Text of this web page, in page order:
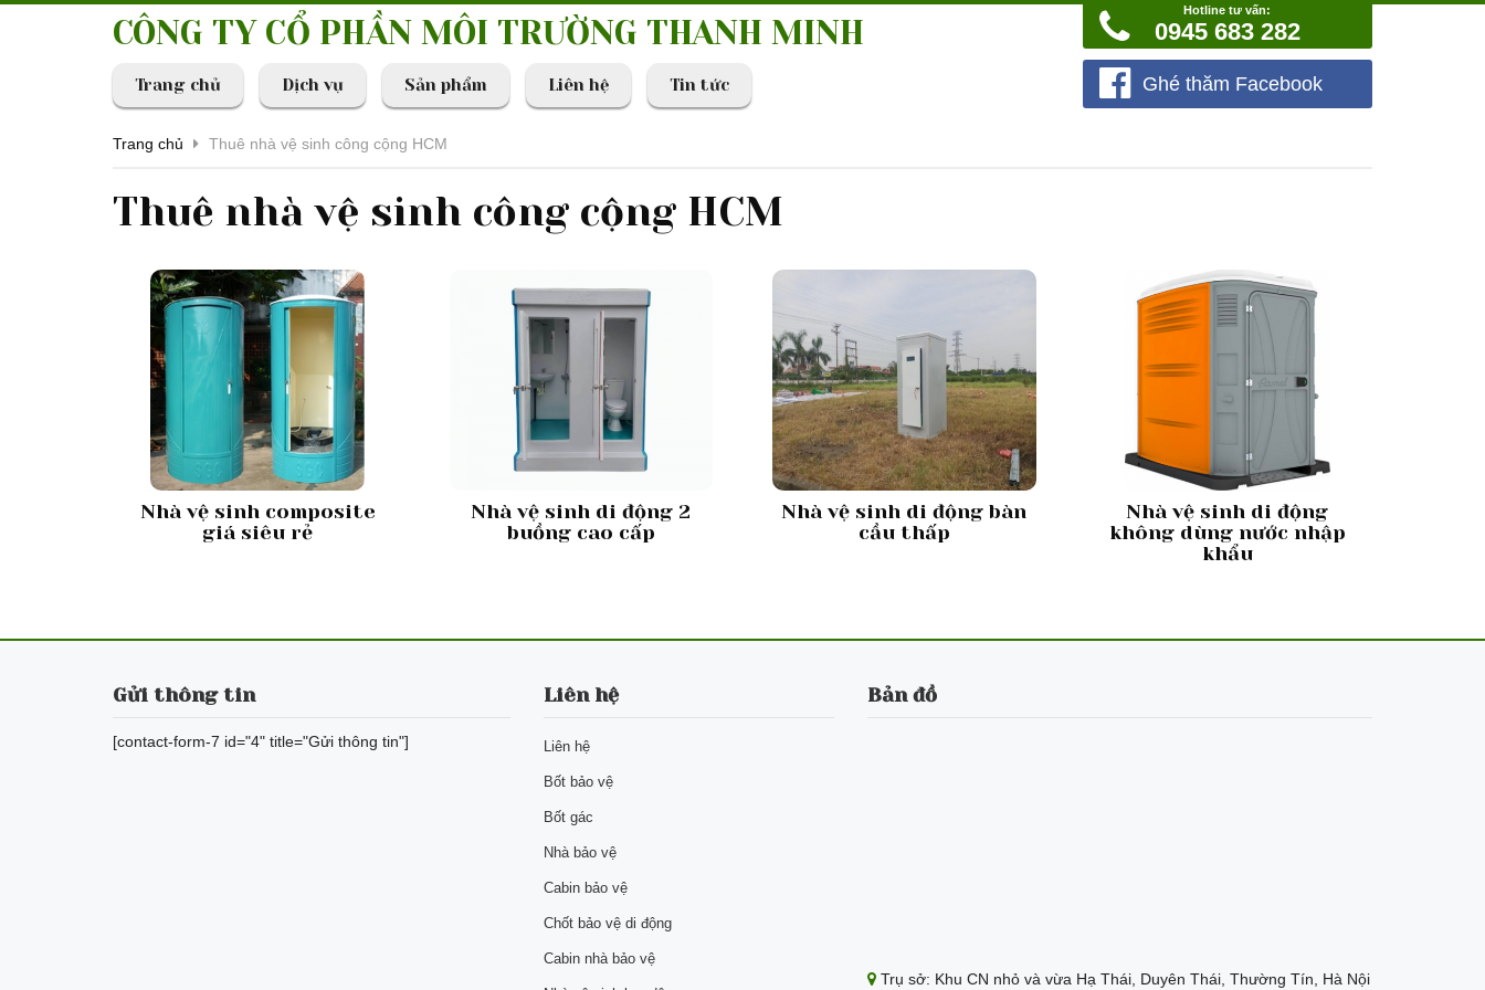
CÔNG TY CỔ PHẦN MÔI TRƯỜNG THANH MINH
Trang chủ Dịch vụ Sản phẩm Liên hệ Tin tức
Hotline tư vấn:
0945 683 282
Ghé thăm Facebook
Trang chủ Thuê nhà vệ sinh công cộng HCM
Thuê nhà vệ sinh công cộng HCM
Nhà vệ sinh composite
giá siêu rẻ
Nhà vệ sinh di động 2
buồng cao cấp
Nhà vệ sinh di động bàn
cầu thấp
Nhà vệ sinh di động
không dùng nước nhập
khẩu
Gửi thông tin
[contact-form-7 id="4" title="Gửi thông tin"]
Liên hệ
Liên hệ
Bốt bảo vệ
Bốt gác
Nhà bảo vệ
Cabin bảo vệ
Chốt bảo vệ di động
Cabin nhà bảo vệ
Bản đồ
Trụ sở: Khu CN nhỏ và vừa Hạ Thái, Duyên Thái, Thường Tín, Hà Nội